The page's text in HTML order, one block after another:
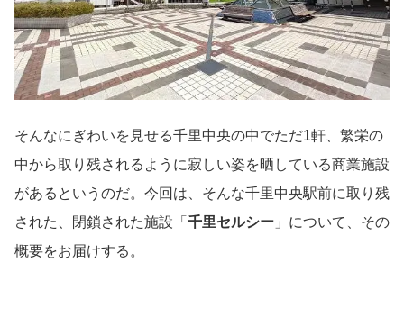
そんなにぎわいを見せる千里中央の中でただ1軒、繁栄の
中から取り残されるように寂しい姿を晒している商業施設
があるというのだ。今回は、そんな千里中央駅前に取り残
された、閉鎖された施設「 千里セルシー 」について、その
概要をお届けする。